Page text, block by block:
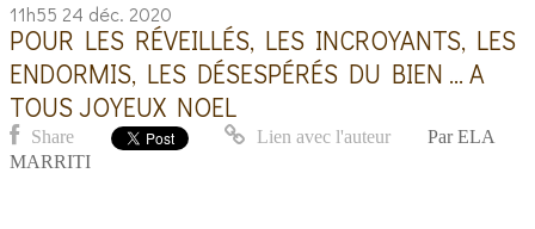
11h55 24 déc. 2020
POUR LES RÉVEILLÉS, LES INCROYANTS, LES
ENDORMIS, LES DÉSESPÉRÉS DU BIEN ... A
TOUS JOYEUX NOEL
Share Lien avec l'auteur Par ELA
MARRITI